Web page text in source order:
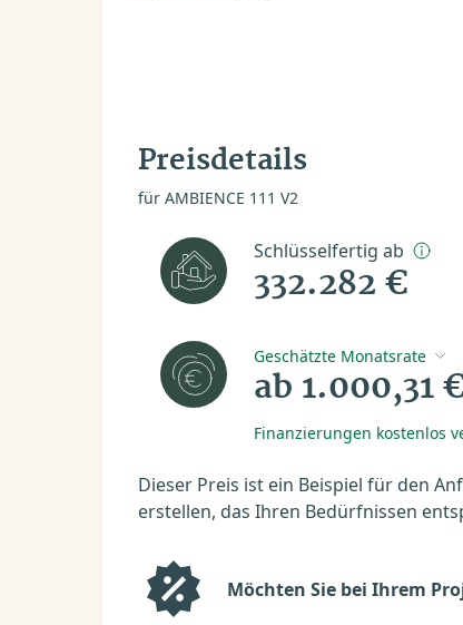
Preisdetails
für AMBIENCE 111 V2
Schlüsselfertig ab
332.282 €
Geschätzte Monatsrate
ab 1.000,31
Finanzierungen kostenlos
Dieser Preis ist ein Beispiel für den
erstellen, das Ihren Bedürfnissen
Möchten Sie bei Ihrem